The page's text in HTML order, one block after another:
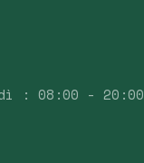
: 08:00 - 20:00